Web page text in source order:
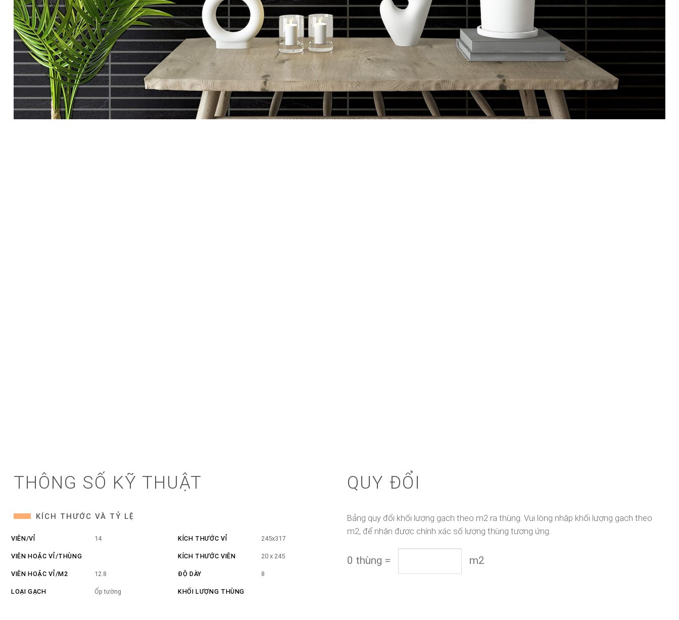
THÔNG SỐ KỸ THUẬT
KÍCH THƯỚC VÀ TỶ LỆ
VIÊN/VỈ 14 KÍCH THƯỚC VỈ 245x317
VIÊN HOẶC VỈ/THÙNG KÍCH THƯỚC VIÊN 20 x 245
VIÊN HOẶC VỈ/M2 12.8 ĐỘ DÀY 8
LOẠI GẠCH Ốp tường KHỐI LƯỢNG THÙNG
QUY ĐỔI
Bảng quy đổi khối lượng gạch theo m2 ra thùng. Vui lòng nhập khối lượng gạch theo
m2, để nhận được chính xác số lượng thùng tương ứng.
0 thùng = m2